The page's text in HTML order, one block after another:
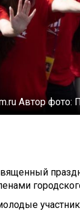
Автор фото: